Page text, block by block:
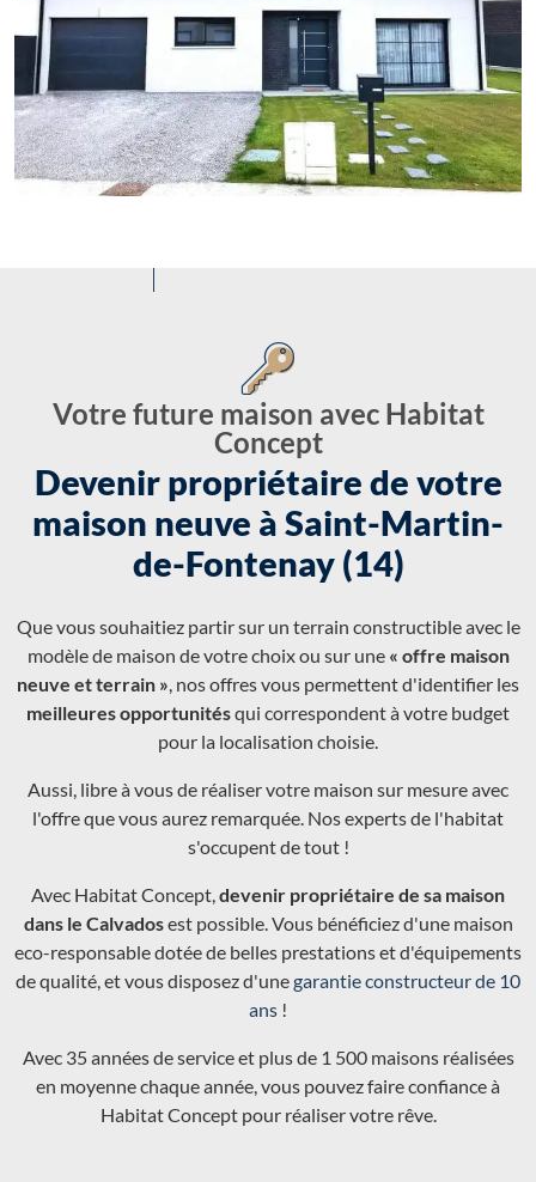
Votre future maison avec Habitat
Concept
Devenir propriétaire de votre
maison neuve à Saint-Martin-
de-Fontenay (14)
Que vous souhaitiez partir sur un terrain constructible avec le
modèle de maison de votre choix ou sur une « offre maison
neuve et terrain », nos offres vous permettent d'identifier les
meilleures opportunitésqui correspondent à votre budget
pour la localisation choisie.
Aussi, libre à vous de réaliser votre maison sur mesure avec
l'offre que vous aurez remarquée. Nos experts de l'habitat
s'occupent de tout !
Avec Habitat Concept,devenir propriétaire de sa maison
dans le Calvadosest possible. Vous bénéficiez d'une maison
eco-responsable dotée de belles prestations et d'équipements
de qualité, et vous disposez d'unegarantie constructeur de 10
ans !
Avec 35 années de service et plus de 1 500 maisons réalisées
en moyenne chaque année, vous pouvez faire confiance à
Habitat Concept pour réaliser votre rêve.